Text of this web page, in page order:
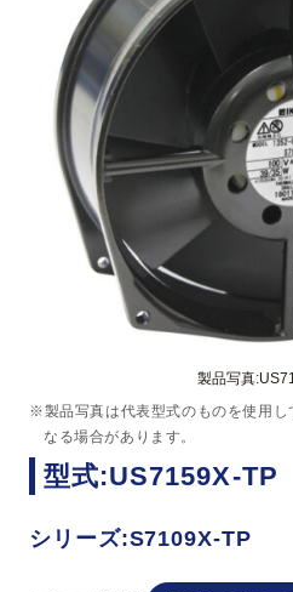
製品写真
※製品写真は代表型式のものを使用
なる場合があります。
型式:US7159X-TP
シリーズ:S7109X-TP